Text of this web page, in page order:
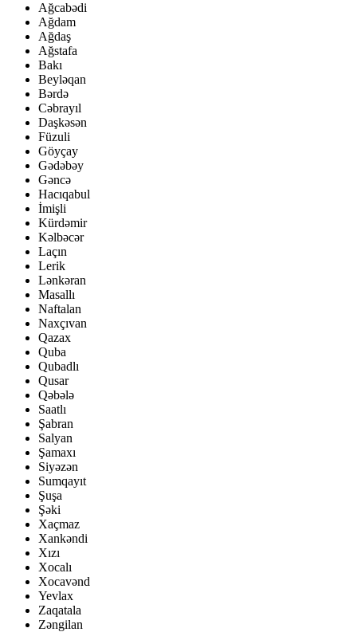
Ağcabədi
Ağdam
Ağdaş
Ağstafa
Bakı
Beyləqan
Bərdə
Cəbrayıl
Daşkəsən
Füzuli
Göyçay
Gədəbəy
Gəncə
Hacıqabul
İmişli
Kürdəmir
Kəlbəcər
Laçın
Lerik
Lənkəran
Masallı
Naftalan
Naxçıvan
Qazax
Quba
Qubadlı
Qusar
Qəbələ
Saatlı
Şabran
Salyan
Şamaxı
Siyəzən
Sumqayıt
Şuşa
Şəki
Xaçmaz
Xankəndi
Xızı
Xocalı
Xocavənd
Yevlax
Zaqatala
Zəngilan